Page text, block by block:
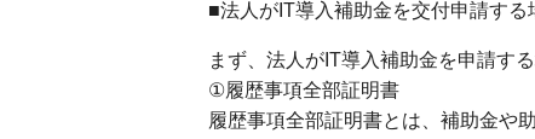
■法人がIT導入補助金を交付申請する
まず、法人がIT導入補助金を申請す
①履歴事項全部証明書
履歴事項全部証明書とは、補助金や